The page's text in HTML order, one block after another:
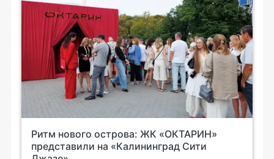
Ритм нового острова: ЖК «ОКТАРИН»
представили на «Калининград Сити